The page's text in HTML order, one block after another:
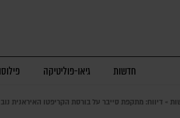
חדשות גיאו-פוליטיקה
» דיווח: מתקפת סייבר על בורסת הקריפטו האיראנית